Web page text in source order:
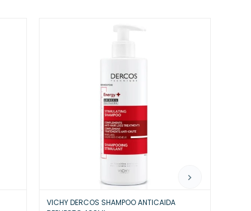
VICHY DERCOS SHAMPOO ANTICAIDA